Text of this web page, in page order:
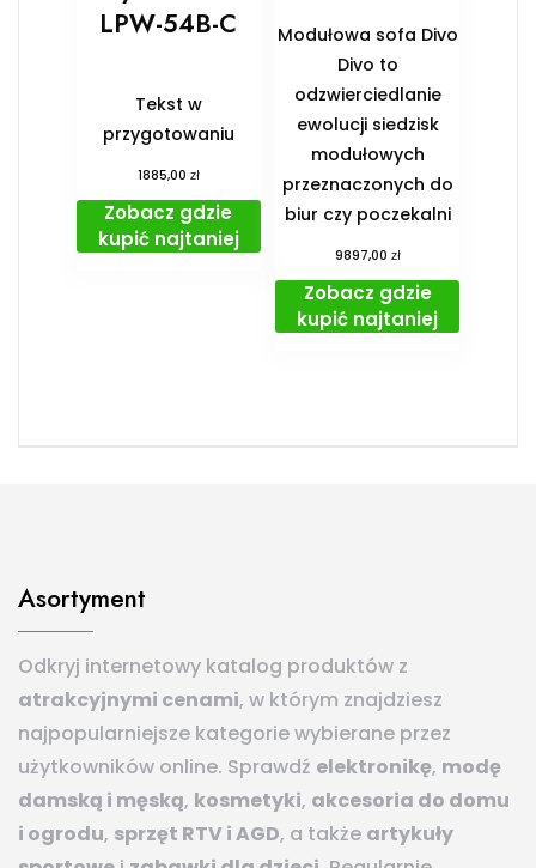
LPW-54B-C
Tekst w
przygotowaniu
1885,00 zł
Zobacz gdzie
kupić najtaniej
Modułowa sofa Divo
Divo to
odzwierciedlanie
ewolucji siedzisk
modułowych
przeznaczonych do
biur czy poczekalni
9897,00 zł
Zobacz gdzie
kupić najtaniej
Asortyment
Odkryj internetowy katalog produktów z
atrakcyjnymi cenami, w którym znajdziesz
najpopularniejsze kategorie wybierane przez
użytkowników online. Sprawdź elektronikę, modę
damską i męską, kosmetyki, akcesoria do domu
i ogrodu, sprzęt RTV i AGD, a także artykuły